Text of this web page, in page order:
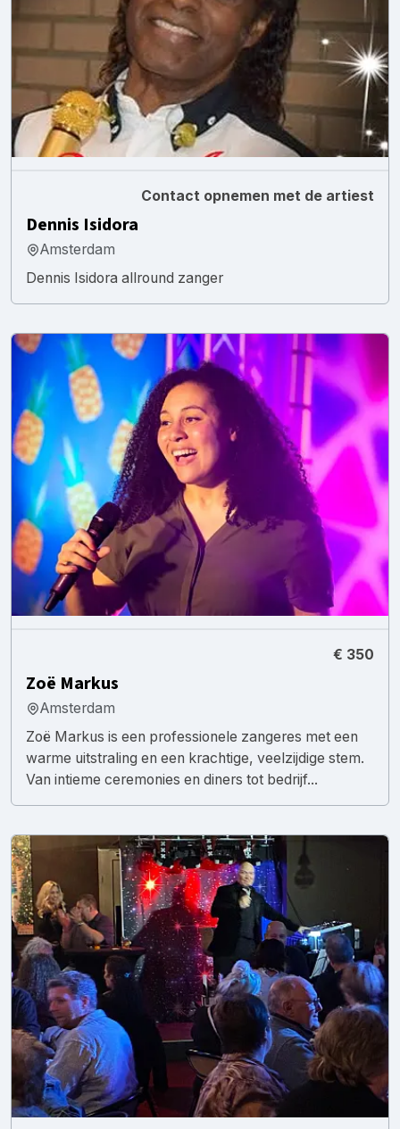
Contact opnemen met de artiest
Dennis Isidora
Amsterdam
Dennis Isidora allround zanger
€ 350
Zoë Markus
Amsterdam
Zoë Markus is een professionele zangeres met een
warme uitstraling en een krachtige, veelzijdige stem.
Van intieme ceremonies en diners tot bedrijf...